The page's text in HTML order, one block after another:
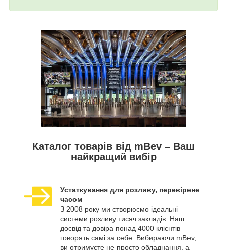
Каталог товарів від mBev – Ваш
найкращий вибір
Устаткування для розливу, перевірене
часом
З 2008 року ми створюємо ідеальні
системи розливу тисяч закладів. Наш
досвід та довіра понад 4000 клієнтів
говорять самі за себе. Вибираючи mBev,
ви отримуєте не просто обладнання, а